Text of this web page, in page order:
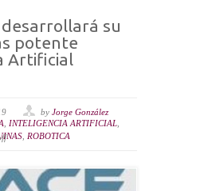
desarrollará su
potente
Artificial
by Jorge González
INTELIGENCIA ARTIFICIAL
ROBOTICA